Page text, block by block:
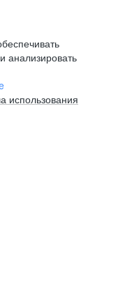
анализировать
использования